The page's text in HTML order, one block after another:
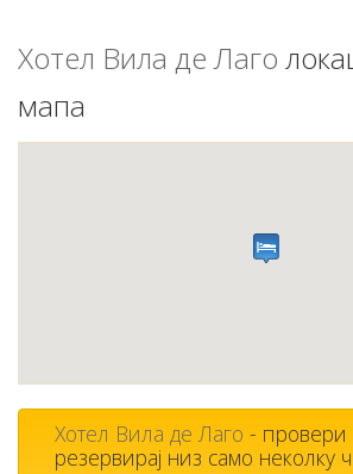
Хотел Вила де Лаго
мапа
Хотел Вила де Лаго - провери
резервирај низ само неколку